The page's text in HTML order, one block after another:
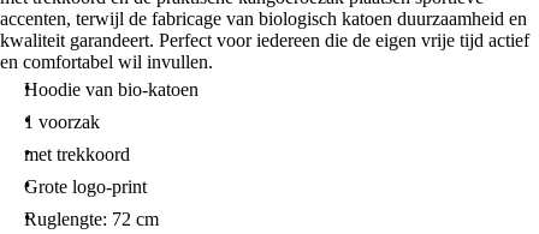
accenten, terwijl de fabricage van biologisch katoen duurzaamheid en
kwaliteit garandeert. Perfect voor iedereen die de eigen vrije tijd actief
en comfortabel wil invullen.
Hoodie van bio-katoen
1 voorzak
met trekkoord
Grote logo-print
Ruglengte: 72 cm